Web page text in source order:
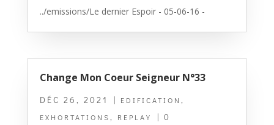
../emissions/Le dernier Espoir - 05-06-16 -
Change Mon Coeur Seigneur N°33
DÉC 26, 2021 | EDIFICATION ,
EXHORTATIONS , REPLAY
| 0